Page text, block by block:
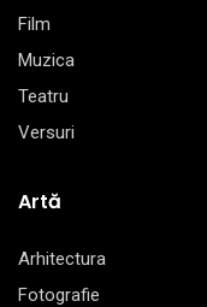
Film
Muzica
Teatru
Versuri
Artă
Arhitectura
Fotografie